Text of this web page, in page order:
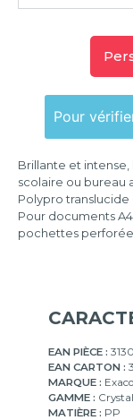
anneaux
Brillante et
scolaire ou bureau
Polypro
Pour documents
pochettes
EAN PIÈCE :
EAN CARTON :
MARQUE :
GAMME : Crystal
MATIÈRE : PP